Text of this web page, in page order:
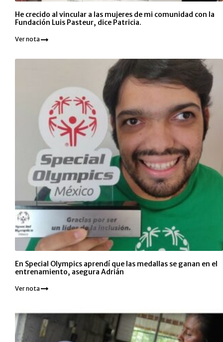
He crecido al vincular a las mujeres de mi comunidad con la
Fundación Luis Pasteur, dice Patricia.
Ver nota
En Special Olympics aprendí que las medallas se ganan en el
entrenamiento, asegura Adrián
Ver nota